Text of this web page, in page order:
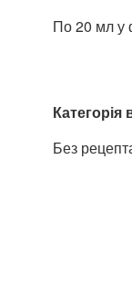
По 20 мл у
Категорія
Без